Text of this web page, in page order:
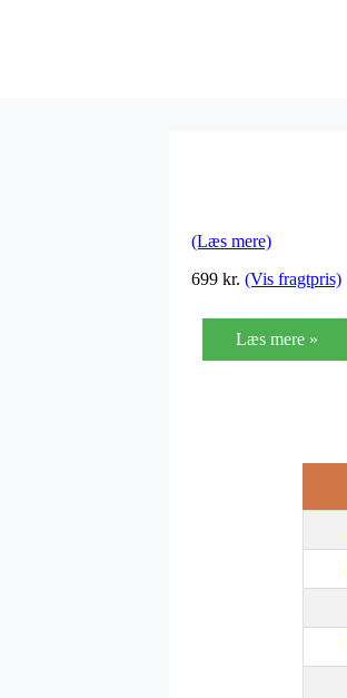
(Læs mere)
699 kr. (Vis fragtpris)
Læs mere »